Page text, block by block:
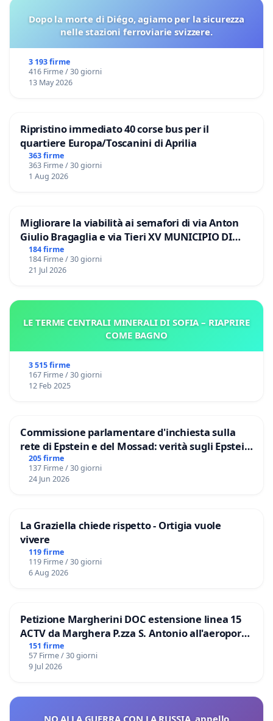
Dopo la morte di Diégo, agiamo per la sicurezza
nelle stazioni ferroviarie svizzere.
3 193 firme
416 Firme / 30 giorni
13 May 2026
Ripristino immediato 40 corse bus per il
quartiere Europa/Toscanini di Aprilia
363 firme
363 Firme / 30 giorni
1 Aug 2026
Migliorare la viabilità ai semafori di via Anton
Giulio Bragaglia e via Tieri XV MUNICIPIO DI
ROMA
184 firme
184 Firme / 30 giorni
21 Jul 2026
LE TERME CENTRALI MINERALI DI SOFIA – RIAPRIRE
COME BAGNO
3 515 firme
167 Firme / 30 giorni
12 Feb 2025
Commissione parlamentare d'inchiesta sulla
rete di Epstein e del Mossad: verità sugli Epstein
Files
205 firme
137 Firme / 30 giorni
24 Jun 2026
La Graziella chiede rispetto - Ortigia vuole
vivere
119 firme
119 Firme / 30 giorni
6 Aug 2026
Petizione Margherini DOC estensione linea 15
ACTV da Marghera P.zza S. Antonio all'aeroporto
Marco Polo tariffa a € 1,50
151 firme
57 Firme / 30 giorni
9 Jul 2026